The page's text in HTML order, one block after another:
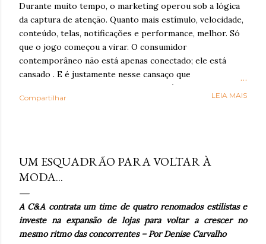
Durante muito tempo, o marketing operou sob a lógica
da captura de atenção. Quanto mais estímulo, velocidade,
conteúdo, telas, notificações e performance, melhor. Só
que o jogo começou a virar. O consumidor
contemporâneo não está apenas conectado; ele está
cansado . E é justamente nesse cansaço que o reset
sensorial ganha força: como resposta à exaustão
cognitiva e emocional provocada por anos de
bem-estar, presença e conexão . Embora o nome “reset
sensorial” esteja sendo popularizado agora, a lógica por
trás dele já aparece em outros grandes relatórios
globais. A Accenture , em Life Trends 2025 , descreve o
movimento de Social Rewilding , segundo o qual as
pessoas buscam mais profundidade, autenticidade e
riqueza sensorial nas experiências. Na pesquisa da
Compartilhar LEIA MAIS
UM ESQUADRÃO PARA VOLTAR À
MODA...
A C&A contrata um time de quatro renomados estilistas e
investe na expansão de lojas para voltar a crescer no
mesmo ritmo das concorrentes – Por Denise Carvalho